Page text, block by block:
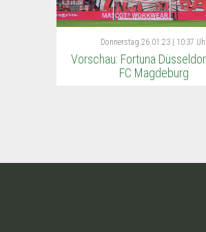
Donnerstag 26.01.23 | 10:37
Vorschau: Fortuna
FC Magdeburg